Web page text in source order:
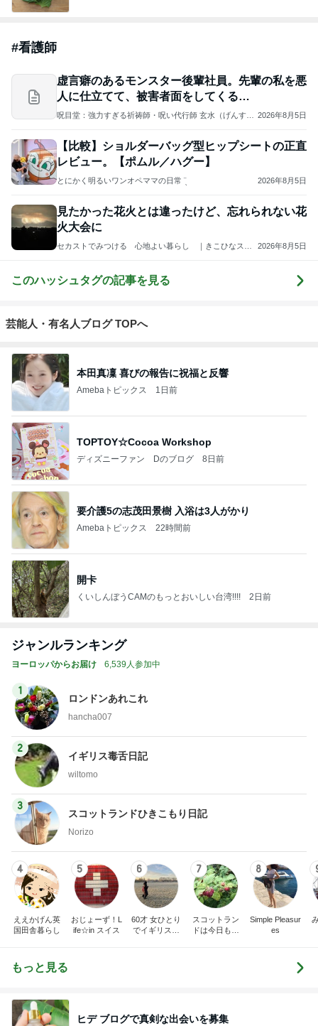
#看護師
虚言癖のあるモンスター後輩社員。先輩の私を悪
人に仕立てて、被害者面をしてくる…
呪目堂：強力すぎる祈祷師・呪い代行師 玄水（げんす
2026年8月5日
【比較】ショルダーバッグ型ヒップシートの正直
レビュー。【ポムル／ハグー】
とにかく明るいワンオペママの日常 ¨̮ 2026年8月5日
見たかった花火とは違ったけど、忘れられない花
火大会に
セカストでみつける 心地よい暮らし ｜きこひなスタ
2026年8月5日
このハッシュタグの記事を見る
芸能人・有名人ブログ TOPへ
本田真凜 喜びの報告に祝福と反響
Amebaトピックス 1日前
TOPTOY☆Cocoa Workshop
ディズニーファン Dのブログ 8日前
要介護5の志茂田景樹 入浴は3人がかり
Amebaトピックス 22時間前
開卡
くいしんぼうCAMのもっとおいしい台湾!!!! 2日前
ジャンルランキング
ヨーロッパからお届け 6,539人参加中
1
ロンドンあれこれ
hancha007
2
イギリス毒舌日記
wiltomo
3
スコットランドひきこもり日記
Norizo
4
ええかげん英
国田舎暮らし
5
おじょーず！L
ife☆in スイス
6
60才 女ひとり
でイギリスに
7
スコットラン
ドは今日も曇
8
Simple Pleasur
es
もっと見る
ヒデ ブログで真剣な出会いを募集